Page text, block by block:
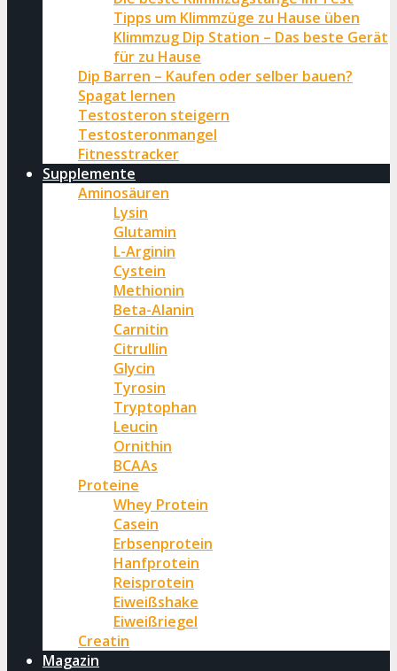
Tipps um Klimmzüge zu Hause üben
Klimmzug Dip Station – Das beste Gerät
für zu Hause
Dip Barren – Kaufen oder selber bauen?
Spagat lernen
Testosteron steigern
Testosteronmangel
Fitnesstracker
Supplemente
Aminosäuren
Lysin
Glutamin
L-Arginin
Cystein
Methionin
Beta-Alanin
Carnitin
Citrullin
Glycin
Tyrosin
Tryptophan
Leucin
Ornithin
BCAAs
Proteine
Whey Protein
Casein
Erbsenprotein
Hanfprotein
Reisprotein
Eiweißshake
Eiweißriegel
Creatin
Magazin